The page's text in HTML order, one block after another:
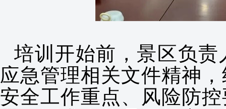
培训开始前，景区负
应急管理相关文件精神
安全工作重点、风险防